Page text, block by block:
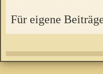
Für eigene